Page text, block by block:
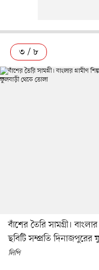
৩ / ৮
বাঁশের তৈরি সামগ্রী।
ছবিটি সম্প্রতি
লিপি